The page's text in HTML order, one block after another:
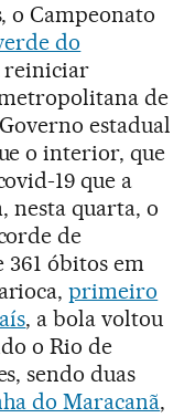
o Campeonato
do
de
estadual
o interior, que
19 que a
nesta quarta, o
de
361 óbitos em
primeiro
, a bola voltou
o Rio de
sendo duas
do Maracanã,